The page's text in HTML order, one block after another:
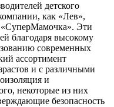
детского
как «Лев»,
«СуперМамочка». Эти
благодаря высокому
современных
ассортимент
и с различными
и
некоторые из них
безопасность